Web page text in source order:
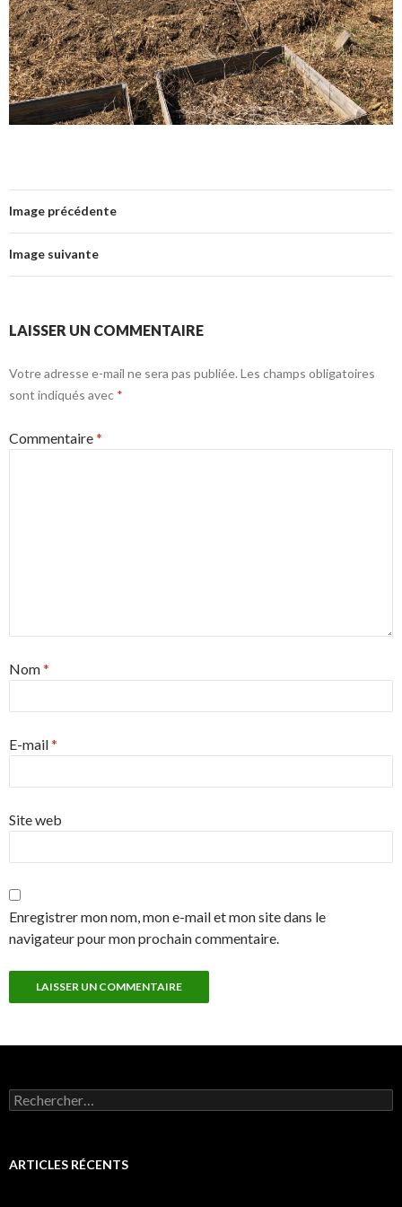
Image précédente
Image suivante
LAISSER UN COMMENTAIRE
Votre adresse e-mail ne sera pas publiée. Les champs obligatoires
sont indiqués avec *
Commentaire*
Nom*
E-mail*
Site web
Enregistrer mon nom, mon e-mail et mon site dans le
navigateur pour mon prochain commentaire.
Rechercher :
ARTICLES RÉCENTS